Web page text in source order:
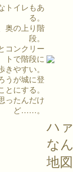
トイレもあ
る。
奥の上り階
段。
コンクリー
トで階段に
きやすい。
うが城に登
とにする。
ったんだけ
ど……。
ハ
な
地